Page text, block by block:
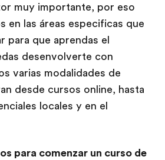
muy importante, por eso
en las áreas especificas que
para que aprendas el
desenvolverte con
varias modalidades de
desde cursos online, hasta
locales y en el
para comenzar un curso de